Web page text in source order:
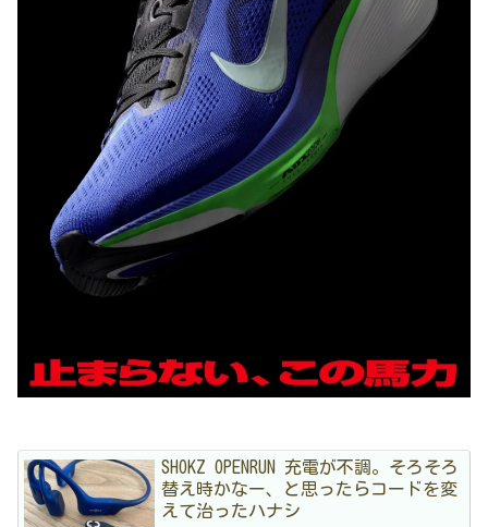
SHOKZ OPENRUN 充電が不調。そろそろ
替え時かなー、と思ったらコードを変
えて治ったハナシ